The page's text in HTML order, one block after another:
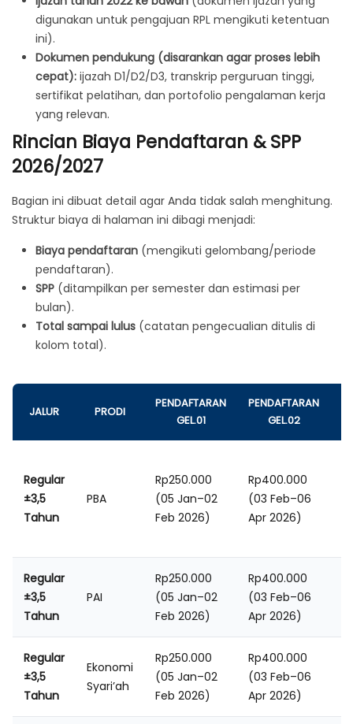
digunakan untuk pengajuan RPL mengikuti ketentuan
ini).
Dokumen pendukung (disarankan agar proses lebih
cepat): ijazah D1/D2/D3, transkrip perguruan tinggi,
sertifikat pelatihan, dan portofolio pengalaman kerja
yang relevan.
Rincian Biaya Pendaftaran & SPP
2026/2027
Bagian ini dibuat detail agar Anda tidak salah menghitung.
Struktur biaya di halaman ini dibagi menjadi:
Biaya pendaftaran (mengikuti gelombang/periode
pendaftaran).
SPP (ditampilkan per semester dan estimasi per
bulan).
Total sampai lulus (catatan pengecualian ditulis di
kolom total).
JALUR PRODI
PENDAFTARAN
GEL.01
PENDAFTARAN
GEL.02
Regular
±3,5
Tahun
PBA
Rp250.000
(05 Jan–02
Feb 2026)
Rp400.000
(03 Feb–06
Apr 2026)
Regular
±3,5
Tahun
PAI
Rp250.000
(05 Jan–02
Feb 2026)
Rp400.000
(03 Feb–06
Apr 2026)
Regular
±3,5
Tahun
Ekonomi
Syari’ah
Rp250.000
(05 Jan–02
Feb 2026)
Rp400.000
(03 Feb–06
Apr 2026)